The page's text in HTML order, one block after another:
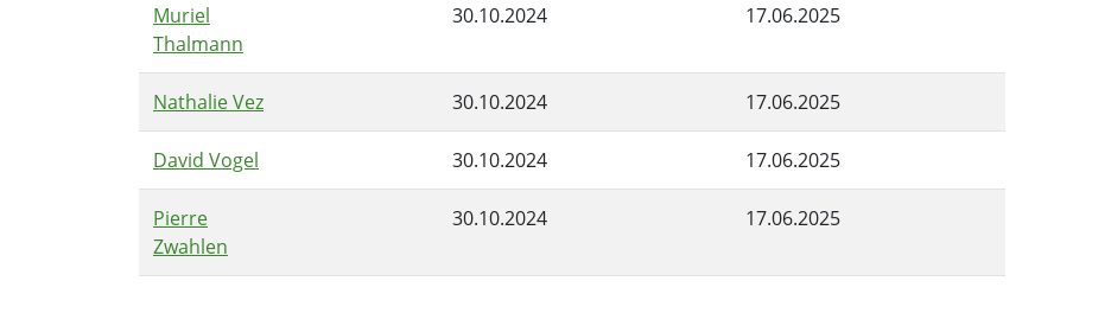
Muriel
Thalmann
30.10.2024 17.06.2025
Nathalie Vez 30.10.2024 17.06.2025
David Vogel 30.10.2024 17.06.2025
Pierre
Zwahlen
30.10.2024 17.06.2025